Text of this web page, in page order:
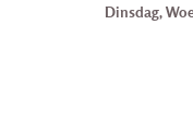
Dinsdag,